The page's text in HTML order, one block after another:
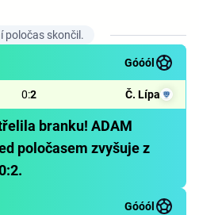
poločas skončil.
Góóól
0:2 Č. Lípa
branku! ADAM
poločasem zvyšuje z
Góóól